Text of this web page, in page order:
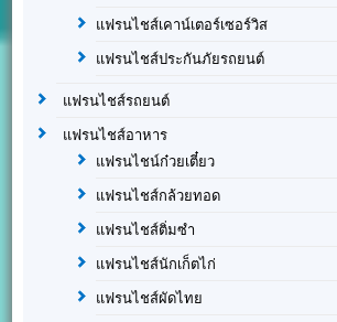
แฟรนไชส์เคาน์เตอร์เซอร์วิส
แฟรนไชส์ประกันภัยรถยนต์
แฟรนไชส์รถยนต์
แฟรนไชส์อาหาร
แฟรนไชน์ก๋วยเตี๋ยว
แฟรนไชส์กล้วยทอด
แฟรนไชส์ติ่มซำ
แฟรนไชส์นักเก็ตไก่
แฟรนไชส์ผัดไทย